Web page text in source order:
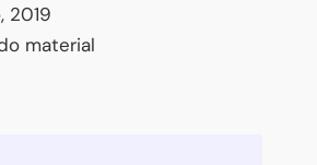
2019
material